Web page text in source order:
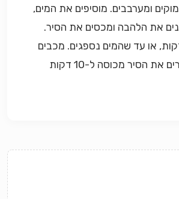
ומערבבים. מוסיפים את המים,
את הלהבה ומכסים את הסיר.
כ-12 דקות, או עד שהמים נספגים. מכבים
את האש ומשאירים את הסיר מכוסה ל-10 דקות